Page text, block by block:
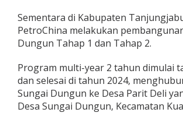
Sementara di Kabupaten
PetroChina melakukan
Dungun Tahap 1 dan Tahap 2.
Program multi-year 2 tahun dimulai
dan selesai di tahun 2024,
Sungai Dungun ke Desa Parit Deli
Desa Sungai Dungun, Kecamatan